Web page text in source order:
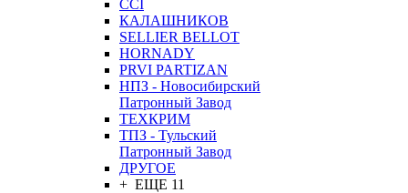
CCI
КАЛАШНИКОВ
SELLIER BELLOT
HORNADY
PRVI PARTIZAN
НПЗ - Новосибирский
Патронный Завод
ТЕХКРИМ
ТПЗ - Тульский
Патронный Завод
ДРУГОЕ
+ ЕЩЕ 11